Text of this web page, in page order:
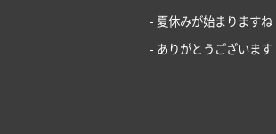
- 夏休みが始まりますね
- ありがとうございます